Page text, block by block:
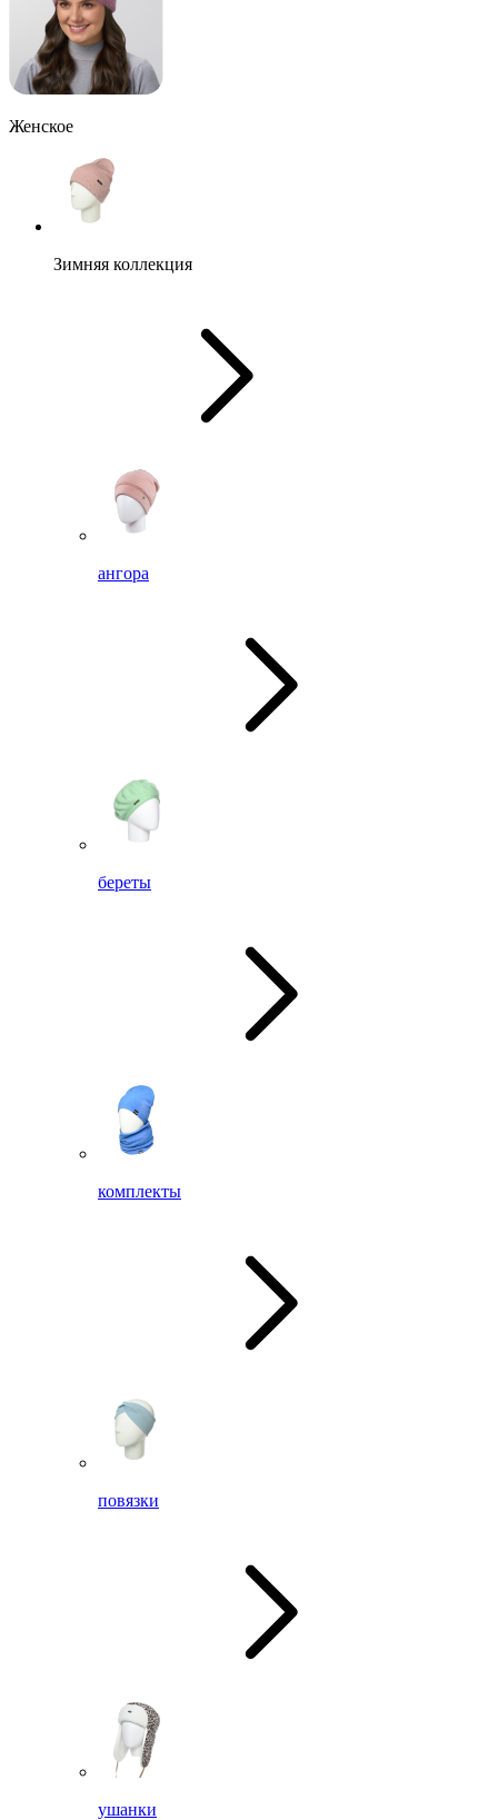
Женское
Зимняя коллекция
ангора
береты
комплекты
повязки
ушанки